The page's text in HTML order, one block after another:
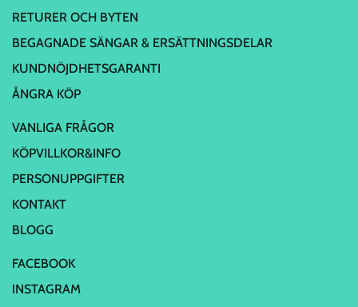
RETURER OCH BYTEN
BEGAGNADE SÄNGAR & ERSÄTTNINGSDELAR
KUNDNÖJDHETSGARANTI
ÅNGRA KÖP
VANLIGA FRÅGOR
KÖPVILLKOR&INFO
PERSONUPPGIFTER
KONTAKT
BLOGG
FACEBOOK
INSTAGRAM